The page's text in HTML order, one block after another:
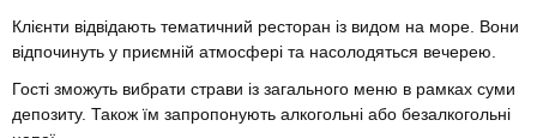
Клієнти відвідають тематичний ресторан із видом на море. Вони
відпочинуть у приємній атмосфері та насолодяться вечерею.
Гості зможуть вибрати страви із загального меню в рамках суми
депозиту. Також їм запропонують алкогольні або безалкогольні